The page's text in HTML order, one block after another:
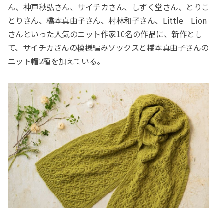
ん、神戸秋弘さん、サイチカさん、しずく堂さん、とりこ
とりさん、橋本真由子さん、村林和子さん、Little Lion
さんといった人気のニット作家10名の作品に、新作とし
て、サイチカさんの模様編みソックスと橋本真由子さんの
ニット帽2種を加えている。